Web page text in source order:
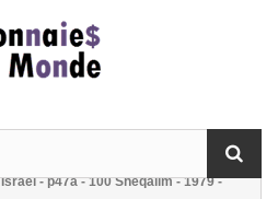
Israël - p47a - 100 Sheqalim - 1979 -